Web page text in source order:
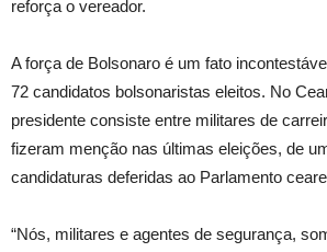
reforça o vereador.
A força de Bolsonaro é um fato
72 candidatos bolsonaristas eleitos. No
presidente consiste entre militares de
fizeram menção nas últimas eleições, de
candidaturas deferidas ao Parlamento
“Nós, militares e agentes de segurança,